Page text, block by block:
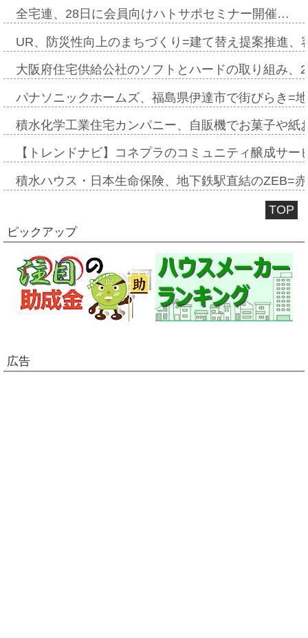
全宅連、28日に会員向けハトサポセミナー開催…
UR、防災性向上のまちづくり=建て替え提案推進
大阪府住宅供給公社のソフトとハードの取り組み
パナソニックホームズ、福島県伊達市で街びらき=
積水化学工業住宅カンパニー、自販機でお菓子や
【トレンドナビ】コネプラのコミュニティ醸成サ
積水ハウス・日本生命保険、地下鉄駅直結のZEB=
TOP
ピックアップ
広告